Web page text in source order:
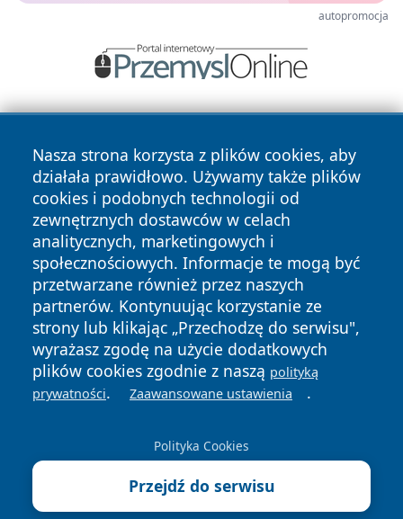
autopromocja
Nasza strona korzysta z plików cookies, aby
działała prawidłowo. Używamy także plików
cookies i podobnych technologii od
zewnętrznych dostawców w celach
analitycznych, marketingowych i
społecznościowych. Informacje te mogą być
przetwarzane również przez naszych
partnerów. Kontynuując korzystanie ze
strony lub klikając „Przechodzę do serwisu",
wyrażasz zgodę na użycie dodatkowych
plików cookies zgodnie z naszą polityką
prywatności. Zaawansowane ustawienia .
Polityka Cookies
Przejdź do serwisu
Copyright © 2026 katowicelove.pl Wszystkie prawa
zastrzeżone.
News Autorzy
Polityka
Prywatności
Polityka
Cookies